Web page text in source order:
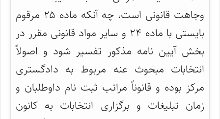
وجاهت قانونی است، چه آنکه ماده ۲۵ مرقوم
بایستی با ماده ۲۴ و سایر مواد قانونی مقرر در
بخش آیین نامه مذکور تفسیر شود و اصولاً
انتخابات مبحوث عنه مربوط به دادگستری
مرکز بوده و قانوناً مراتب ثبت نام داوطلبان و
زمان تبلیغات و برگزاری انتخابات به کانون